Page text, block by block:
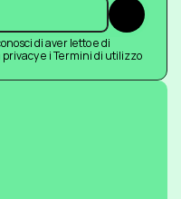
Submit
di aver letto e di
e i Termini di utilizzo